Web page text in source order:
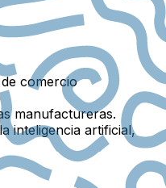
comercio
manufactureras.
inteligencia artificial,